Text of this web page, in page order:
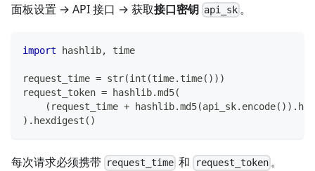
面板设置 → API 接口 → 获取接口密钥 api_sk 。
import hashlib, time
request_time = str(int (time. time( ) ) )
request_token = hashlib.md5(
( request_time + hashlib.md5(api_sk. encode( ) ) .
) . hexdigest ( )
每次请求必须携带 request_time 和 request_token。